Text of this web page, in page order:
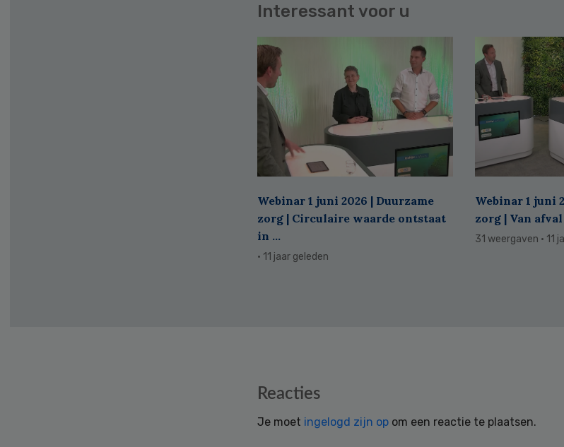
Interessant voor u
Webinar 1 juni 2026 | Duurzame
zorg | Circulaire waarde ontstaat
in ...
· 11 jaar geleden
Webinar 1 juni
zorg | Van
31 weergaven · 11
Reacties
Je moet ingelogd zijn op om een reactie te plaatsen.